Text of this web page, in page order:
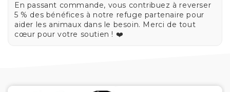
En passant commande, vous contribuez à reverser
5 % des bénéfices à notre refuge partenaire pour
aider les animaux dans le besoin. Merci de tout
cœur pour votre soutien ! ❤️